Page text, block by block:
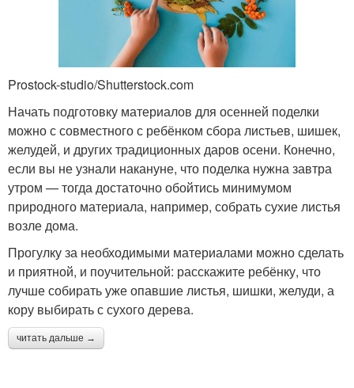
Prostock-studio/Shutterstock.com
Начать подготовку материалов для осенней поделки
можно с совместного с ребёнком сбора листьев, шишек,
желудей, и других традиционных даров осени. Конечно,
если вы не узнали накануне, что поделка нужна завтра
утром — тогда достаточно обойтись минимумом
природного материала, например, собрать сухие листья
возле дома.
Прогулку за необходимыми материалами можно сделать
и приятной, и поучительной: расскажите ребёнку, что
лучше собирать уже опавшие листья, шишки, желуди, а
кору выбирать с сухого дерева.
читать дальше →